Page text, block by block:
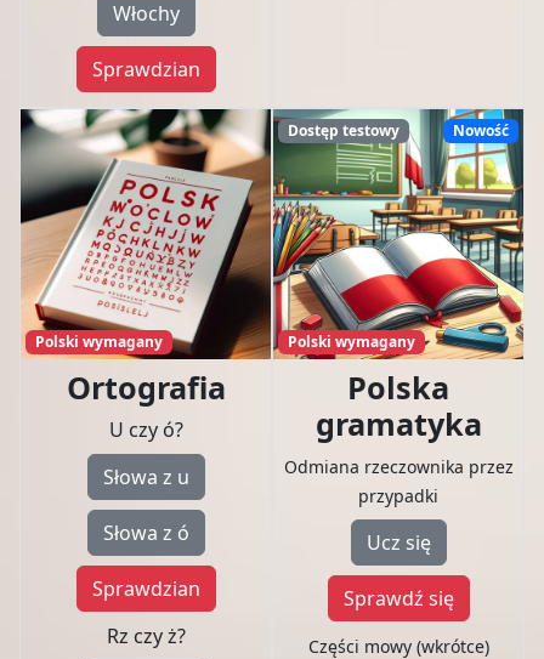
Włochy
Sprawdzian
Polski wymagany
Ortografia
U czy ó?
Słowa z u
Słowa z ó
Sprawdzian
Rz czy ż?
Nowość
Dostęp testowy
Polski wymagany
Polska
gramatyka
Odmiana rzeczownika przez
przypadki
Ucz się
Sprawdź się
Części mowy (wkrótce)